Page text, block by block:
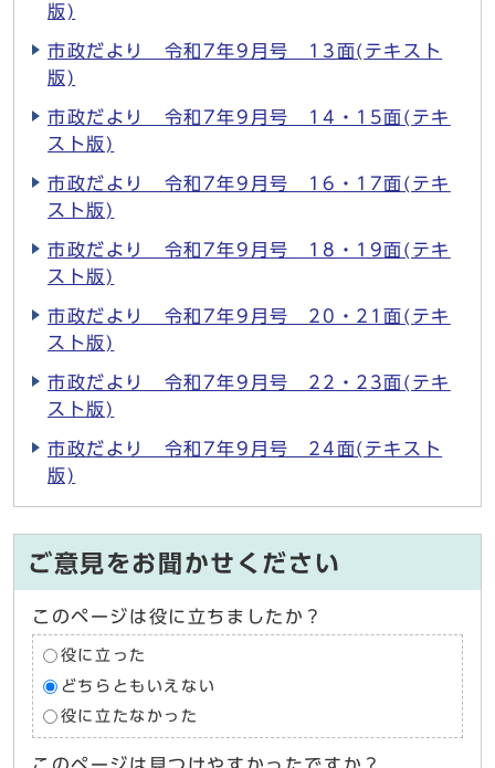
版)
市政だより 令和7年9月号 13面(テキスト
版)
市政だより 令和7年9月号 14・15面(テキ
スト版)
市政だより 令和7年9月号 16・17面(テキ
スト版)
市政だより 令和7年9月号 18・19面(テキ
スト版)
市政だより 令和7年9月号 20・21面(テキ
スト版)
市政だより 令和7年9月号 22・23面(テキ
スト版)
市政だより 令和7年9月号 24面(テキスト
版)
ご意見をお聞かせください
このページは役に立ちましたか？
役に立った
どちらともいえない
役に立たなかった